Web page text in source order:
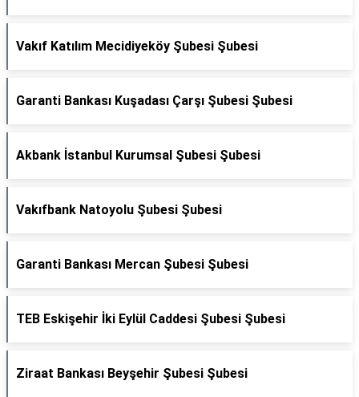
Vakıf Katılım Mecidiyeköy Şubesi Şubesi
Garanti Bankası Kuşadası Çarşı Şubesi Şubesi
Akbank İstanbul Kurumsal Şubesi Şubesi
Vakıfbank Natoyolu Şubesi Şubesi
Garanti Bankası Mercan Şubesi Şubesi
TEB Eskişehir İki Eylül Caddesi Şubesi Şubesi
Ziraat Bankası Beyşehir Şubesi Şubesi